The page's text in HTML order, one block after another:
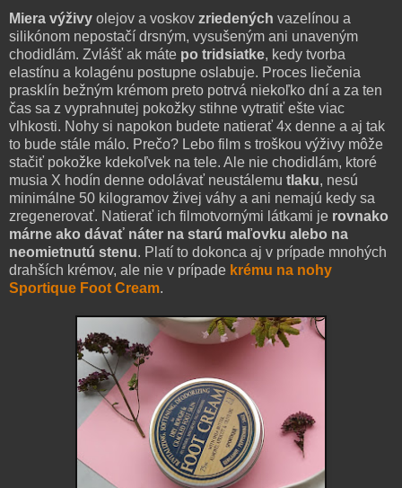
Miera výživy olejov a voskov zriedených vazelínou a
silikónom nepostačí drsným, vysušeným ani unaveným
chodidlám. Zvlášť ak máte po tridsiatke, kedy tvorba
elastínu a kolagénu postupne oslabuje. Proces liečenia
prasklín bežným krémom preto potrvá niekoľko dní a za ten
čas sa z vyprahnutej pokožky stihne vytratiť ešte viac
vlhkosti. Nohy si napokon budete natierať 4x denne a aj tak
to bude stále málo. Prečo? Lebo film s troškou výživy môže
stačiť pokožke kdekoľvek na tele. Ale nie chodidlám, ktoré
musia X hodín denne odolávať neustálemu tlaku, nesú
minimálne 50 kilogramov živej váhy a ani nemajú kedy sa
zregenerovať. Natierať ich filmotvornými látkami je rovnako
márne ako dávať náter na starú maľovku alebo na
neomietnutú stenu. Platí to dokonca aj v prípade mnohých
drahších krémov, ale nie v prípade krému na nohy
Sportique Foot Cream.